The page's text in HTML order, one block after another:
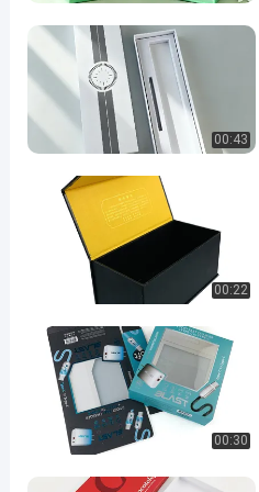
00:43
00:22
00:30